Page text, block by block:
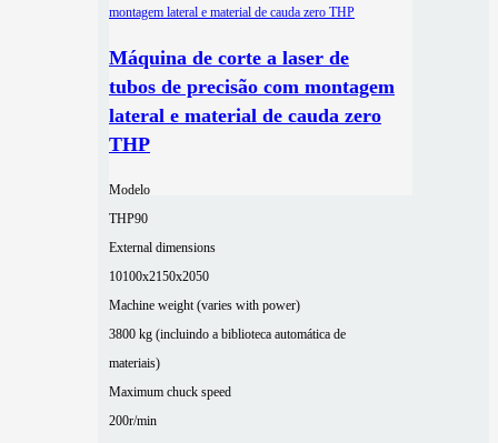
Máquina de corte a laser de
tubos de precisão com montagem
lateral e material de cauda zero
THP
Modelo
THP90
External dimensions
10100x2150x2050
Machine weight (varies with power)
3800 kg (incluindo a biblioteca automática de
materiais)
Maximum chuck speed
200r/min